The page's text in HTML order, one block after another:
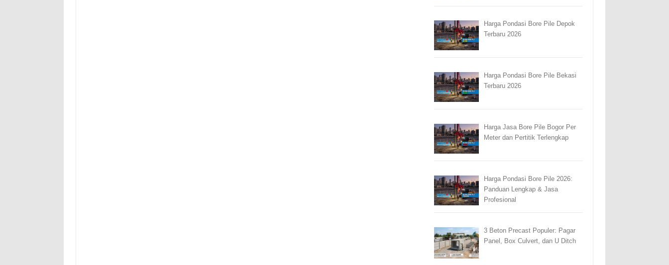
Harga Pondasi Bore Pile Depok
Terbaru 2026
Harga Pondasi Bore Pile Bekasi
Terbaru 2026
Harga Jasa Bore Pile Bogor Per
Meter dan Pertitik Terlengkap
Harga Pondasi Bore Pile 2026:
Panduan Lengkap & Jasa
Profesional
3 Beton Precast Populer: Pagar
Panel, Box Culvert, dan U Ditch